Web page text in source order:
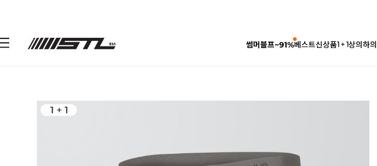
썸머블프~91%베스트신상품1 + 1상의하의